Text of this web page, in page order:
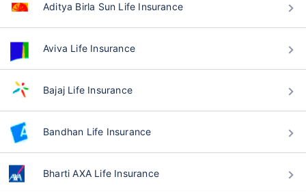
Aditya Birla Sun Life Insurance
Aviva Life Insurance
Bajaj Life Insurance
Bandhan Life Insurance
Bharti AXA Life Insurance
वय टर्म विमा प्रीमियमवर कसा
परिणाम करते
24 वर्षे 34 वर्षे